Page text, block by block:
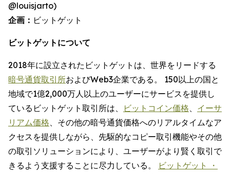
@louisjarto)
企画： ビットゲット
ビットゲットについて
2018年に設立されたビットゲットは、世界をリードする
暗号通貨取引所およびWeb3企業である。 150以上の国と
地域で1億2,000万人以上のユーザーにサービスを提供し
ているビットゲット取引所は、
ビットコイン価格、 イーサ
リアム価格、その他の暗号通貨価格へのリアルタイムなア
クセスを提供しながら、先駆的なコピー取引機能やその他
の取引ソリューションにより、ユーザーがより賢く取引で
きるよう支援することに尽力している。
ビットゲット ・